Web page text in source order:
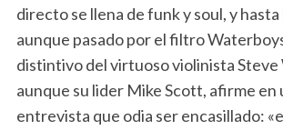
directo se llena de funk y soul, y
aunque pasado por el filtro
distintivo del virtuoso violinista Steve
aunque su lider Mike Scott, afirme en
entrevista que odia ser encasillado: